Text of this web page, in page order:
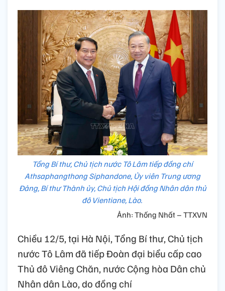
Tổng Bí thư, Chủ tịch nước Tô Lâm tiếp đồng chí
Athsaphangthong Siphandone, Ủy viên Trung ương
Đảng, Bí thư Thành ủy, Chủ tịch Hội đồng Nhân dân thủ
đô Vientiane, Lào.
Ảnh: Thống Nhất – TTXVN
Chiều 12/5, tại Hà Nội, Tổng Bí thư, Chủ tịch
nước Tô Lâm đã tiếp Đoàn đại biểu cấp cao
Thủ đô Viêng Chăn, nước Cộng hòa Dân chủ
Nhân dân Lào, do đồng chí